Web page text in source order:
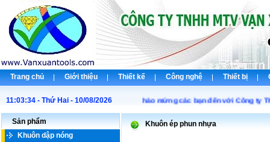
Trang chủ Giới thiệu Thiết kế Công nghệ Thiết bị
11:03:34 - Thứ Hai - 10/08/2026 Chào mừng các bạn đến với Công ty
Sản phẩm
Khuôn dập nóng
Khuôn ép phun nhựa